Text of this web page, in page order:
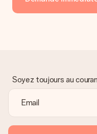
Soyez toujours au